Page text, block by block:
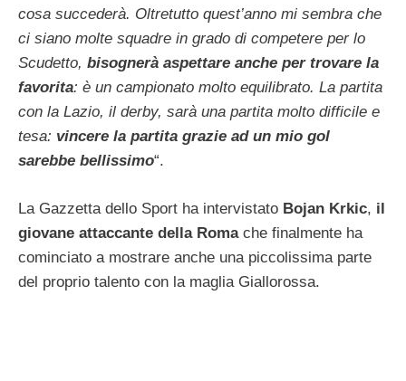
cosa succederà. Oltretutto quest’anno mi sembra che
ci siano molte squadre in grado di competere per lo
Scudetto, bisognerà aspettare anche per trovare la
favorita: è un campionato molto equilibrato. La partita
con la Lazio, il derby, sarà una partita molto difficile e
tesa: vincere la partita grazie ad un mio gol
sarebbe bellissimo“.
La Gazzetta dello Sport ha intervistato Bojan Krkic, il
giovane attaccante della Roma che finalmente ha
cominciato a mostrare anche una piccolissima parte
del proprio talento con la maglia Giallorossa.